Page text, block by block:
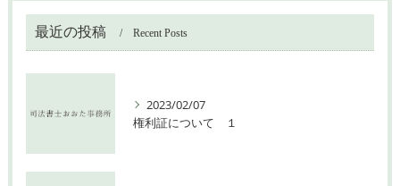
最近の投稿 Recent Posts
2023/02/07
権利証について １